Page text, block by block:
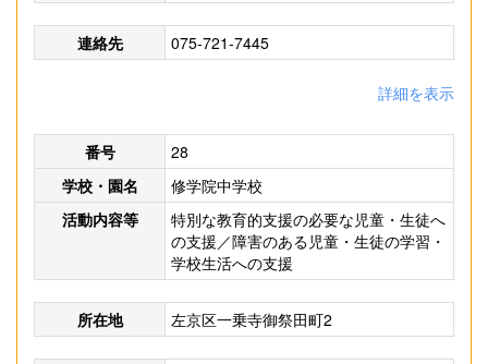
連絡先 075-721-7445
詳細を表示
番号
28
学校・園名
修学院中学校
活動内容等
特別な教育的支援の必要な児童・生徒へ
の支援／障害のある児童・生徒の学習・
学校生活への支援
所在地 左京区一乗寺御祭田町2